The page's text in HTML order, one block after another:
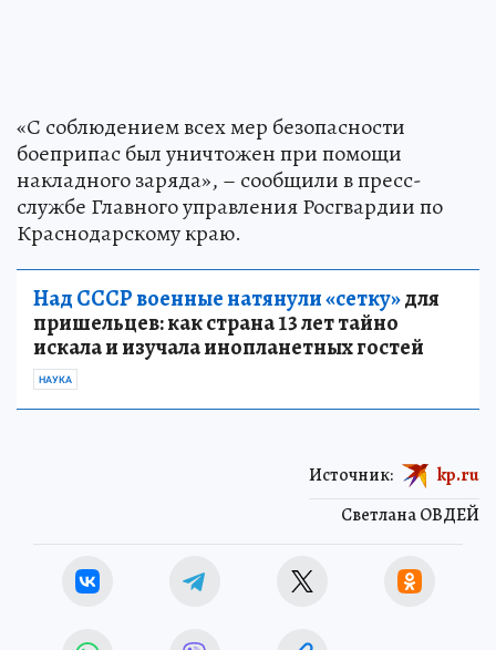
«С соблюдением всех мер безопасности
боеприпас был уничтожен при помощи
накладного заряда», – сообщили в пресс-
службе Главного управления Росгвардии по
Краснодарскому краю.
Над СССР военные натянули «сетку»для
пришельцев: как страна 13 лет тайно
искала и изучала инопланетных гостей
НАУКА
Светлана ОВДЕЙ
Источник: kp.ru